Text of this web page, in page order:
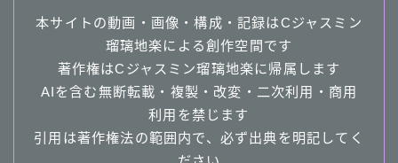
本サイトの動画・画像・構成・記録はCジャスミン
瑠璃地楽による創作空間です
著作権はCジャスミン瑠璃地楽に帰属します
AIを含む無断転載・複製・改変・二次利用・商用
利用を禁じます
引用は著作権法の範囲内で、必ず出典を明記してく